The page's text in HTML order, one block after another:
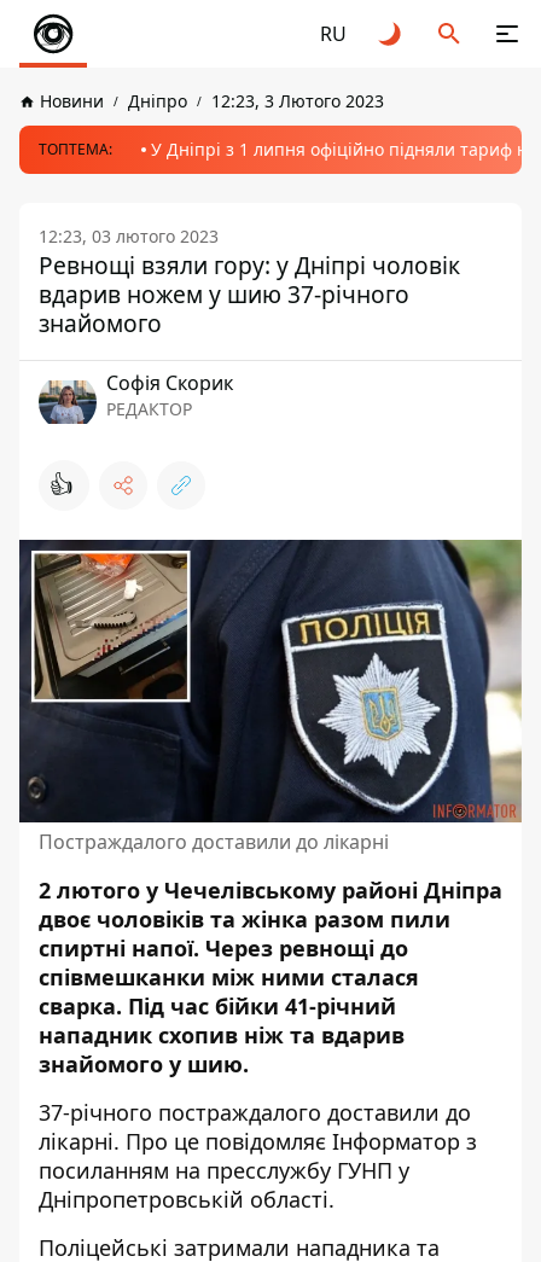
RU
Новини Дніпро 12:23, 3 Лютого 2023
ТОПТЕМА: У Дніпрі з 1 липня офіційно підняли тариф
12:23, 03 лютого 2023
Ревнощі взяли гору: у Дніпрі чоловік
вдарив ножем у шию 37-річного
знайомого
Софія Скорик
РЕДАКТОР
👍
Постраждалого доставили до лікарні
2 лютого у Чечелівському районі Дніпра
двоє чоловіків та жінка разом пили
спиртні напої. Через ревнощі до
співмешканки між ними сталася
сварка. Під час бійки 41-річний
нападник схопив ніж та вдарив
знайомого у шию.
37-річного постраждалого доставили до
лікарні. Про це повідомляє Інформатор з
посиланням на пресслужбу ГУНП у
Дніпропетровській області.
Поліцейські затримали нападника та